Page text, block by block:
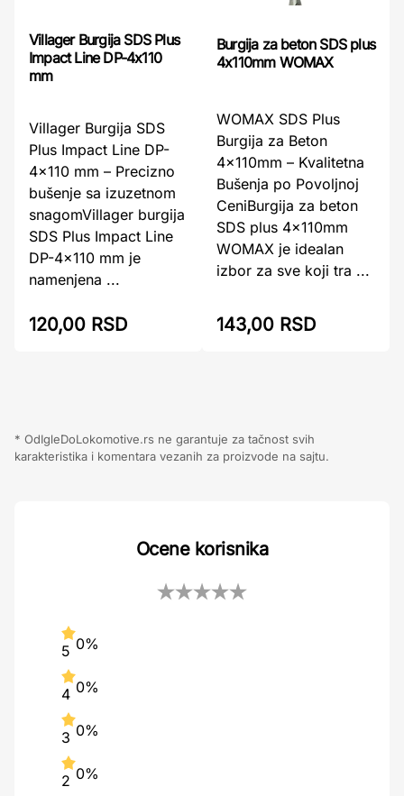
Villager Burgija SDS Plus
Impact Line DP-4x110
mm
Villager Burgija SDS
Plus Impact Line DP-
4x110 mm – Precizno
bušenje sa izuzetnom
snagomVillager burgija
SDS Plus Impact Line
DP-4x110 mm je
namenjena ...
120,00 RSD
Burgija za beton SDS plus
4x110mm WOMAX
WOMAX SDS Plus
Burgija za Beton
4x110mm – Kvalitetna
Bušenja po Povoljnoj
CeniBurgija za beton
SDS plus 4x110mm
WOMAX je idealan
izbor za sve koji tra ...
143,00 RSD
* OdIgleDoLokomotive.rs ne garantuje za tačnost svih
karakteristika i komentara vezanih za proizvode na sajtu.
Ocene korisnika
5 0%
4 0%
3 0%
2 0%